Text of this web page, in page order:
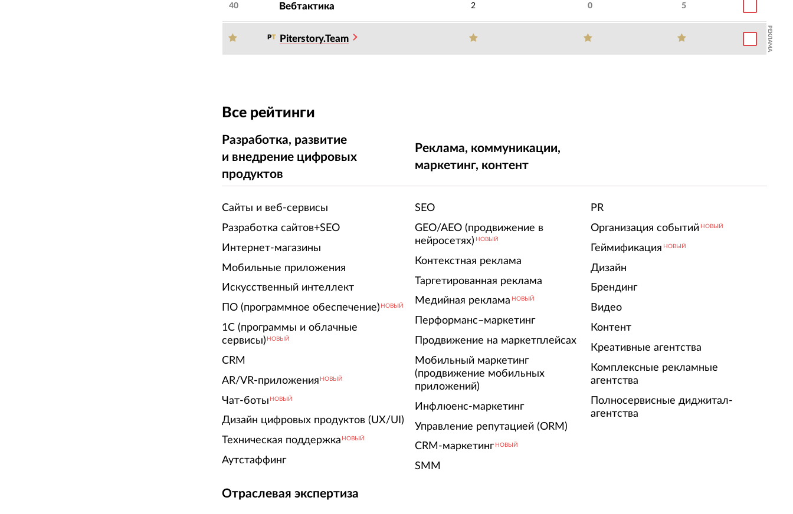
40 Вебтактика 2 0 5
Piterstory.Team РЕКЛАМА
Все рейтинги
Разработка, развитие
и внедрение цифровых
продуктов
Сайты и веб-сервисы
Разработка сайтов+SEO
Интернет-магазины
Мобильные приложения
Искусственный интеллект
ПО (программное обеспечение) НОВЫЙ
1С (программы и облачные
сервисы) НОВЫЙ
CRM
AR/VR-приложения НОВЫЙ
Чат-боты НОВЫЙ
Дизайн цифровых продуктов (UX/UI)
Техническая поддержка НОВЫЙ
Аутстаффинг
Реклама, коммуникации,
маркетинг, контент
SEO
GEO/AEO (продвижение в
нейросетях) НОВЫЙ
Контекстная реклама
Таргетированная реклама
Медийная реклама НОВЫЙ
Перформанс–маркетинг
Продвижение на маркетплейсах
Мобильный маркетинг
(продвижение мобильных
приложений)
Инфлюенс-маркетинг
Управление репутацией (ORM)
CRM-маркетинг НОВЫЙ
SMM
PR
Организация событий НОВЫЙ
Геймификация НОВЫЙ
Дизайн
Брендинг
Видео
Контент
Креативные агентства
Комплексные рекламные
агентства
Полносервисные диджитал-
агентства
Отраслевая экспертиза